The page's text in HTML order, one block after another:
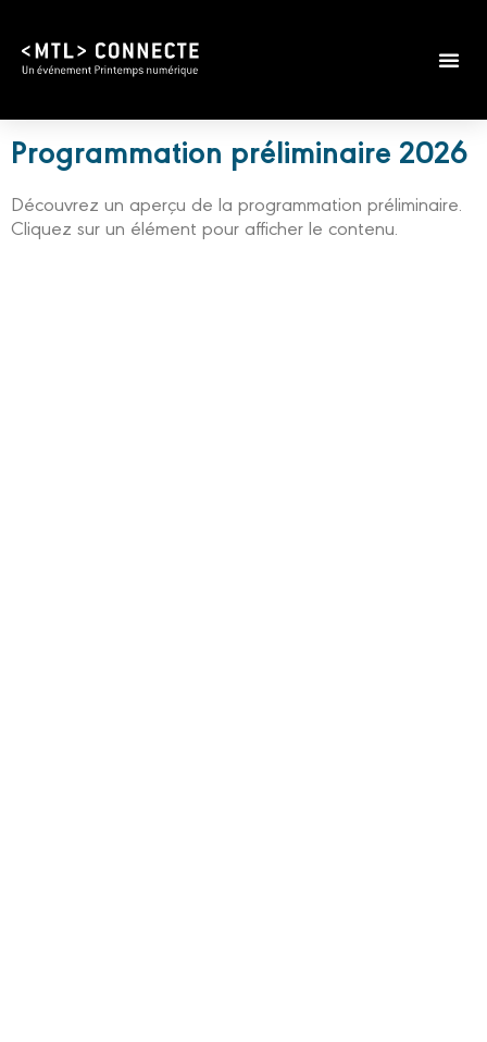
Programmation préliminaire 2026
Découvrez un aperçu de la programmation préliminaire.
Cliquez sur un élément pour afficher le contenu.